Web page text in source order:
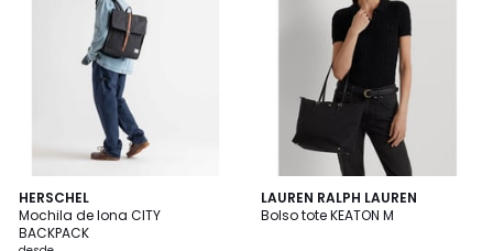
HERSCHEL
Mochila de lona CITY
BACKPACK
4,5
/ 5
2
Colores
LAUREN RALPH LAUREN
Bolso tote KEATON M
4,4
/ 5